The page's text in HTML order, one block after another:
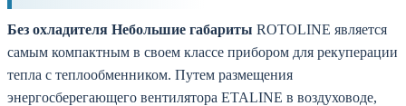
Без охладителя Небольшие габариты ROTOLINE является
самым компактным в своем классе прибором для рекуперации
тепла с теплообменником. Путем размещения
энергосберегающего вентилятора ЕТАLINE в воздуховоде,